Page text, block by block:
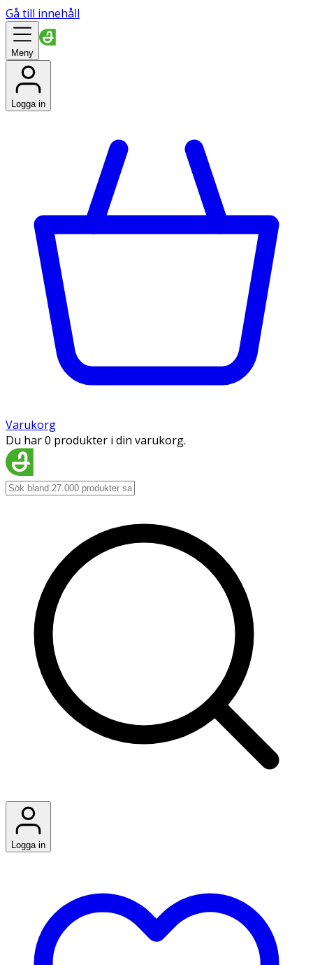
Gå till innehåll
Meny
Logga in
Varukorg
Du har 0 produkter i din varukorg.
Logga in